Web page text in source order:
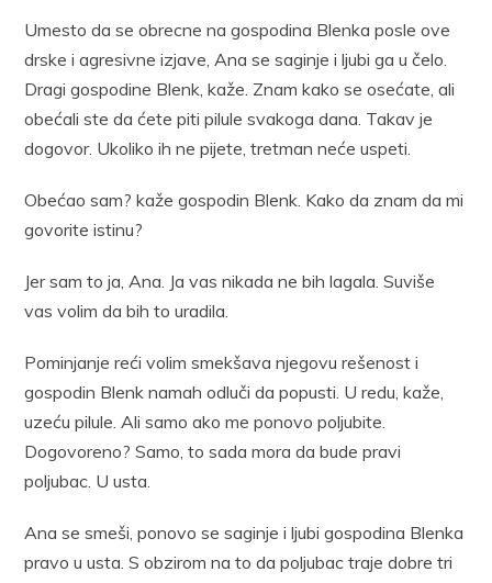
Umesto da se obrecne na gospodina Blenka posle ove
drske i agresivne izjave, Ana se saginje i ljubi ga u čelo.
Dragi gospodine Blenk, kaže. Znam kako se osećate, ali
obećali ste da ćete piti pilule svakoga dana. Takav je
dogovor. Ukoliko ih ne pijete, tretman neće uspeti.
Obećao sam? kaže gospodin Blenk. Kako da znam da mi
govorite istinu?
Jer sam to ja, Ana. Ja vas nikada ne bih lagala. Suviše
vas volim da bih to uradila.
Pominjanje reći volim smekšava njegovu rešenost i
gospodin Blenk namah odluči da popusti. U redu, kaže,
uzeću pilule. Ali samo ako me ponovo poljubite.
Dogovoreno? Samo, to sada mora da bude pravi
poljubac. U usta.
Ana se smeši, ponovo se saginje i ljubi gospodina Blenka
pravo u usta. S obzirom na to da poljubac traje dobre tri